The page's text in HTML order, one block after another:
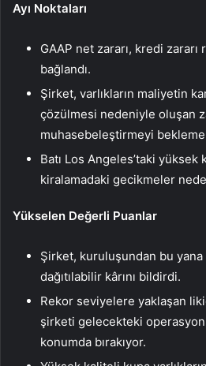
Ayı Noktaları
GAAP net zararı, kredi
bağlandı.
Şirket, varlıkların maliyetin
çözülmesi nedeniyle oluşan
muhasebeleştirmeyi
Batı Los Angeles’taki yüksek
kiralamadaki gecikmeler
Yükselen Değerli Puanlar
Şirket, kuruluşundan bu yana
dağıtılabilir kârını bildirdi.
Rekor seviyelere yaklaşan
şirketi gelecekteki
konumda bırakıyor.